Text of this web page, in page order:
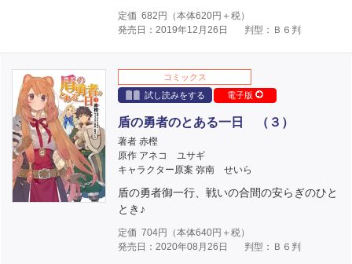
定価 682 円（本体620円＋税）
発売日：2019年12月26日
判型：Ｂ６判
コミックス
試し読みをする
電子版
盾の勇者のとある一日 （３）
著者 赤樫
原作 アネコ ユサギ
キャラクター原案 弥南 せいら
盾の勇者御一行、戦いの合間の安らぎのひと
とき♪
定価 704円（本体640円＋税）
発売日：2020年08月26日
判型：Ｂ６判